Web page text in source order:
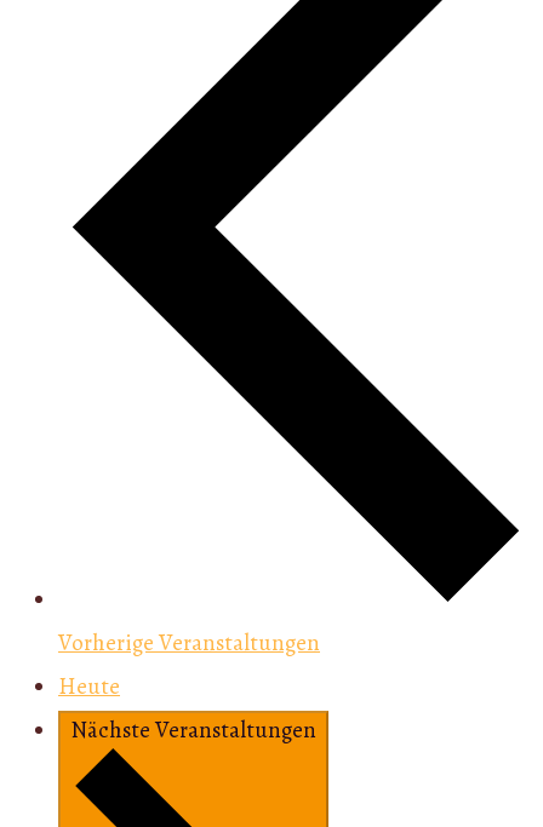
VorherigeVeranstaltungen
Heute
NächsteVeranstaltungen